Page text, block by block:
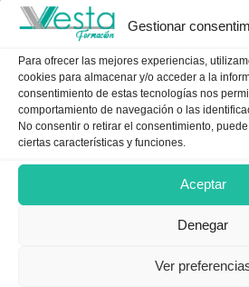
Gestionar
Para ofrecer las mejores experiencias,
cookies para almacenar y/o acceder a la
consentimiento de estas tecnologías nos
comportamiento de navegación o las
No consentir o retirar el consentimiento,
ciertas características y funciones.
Aceptar
Denegar
Ver
soporte@vestacare.org
Aviso legal
Política de cookies
Términos y Condiciones